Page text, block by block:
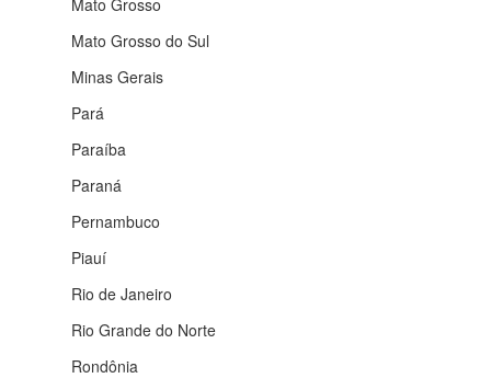
Mato Grosso
Mato Grosso do Sul
Minas Gerais
Pará
Paraíba
Paraná
Pernambuco
Piauí
Rio de Janeiro
Rio Grande do Norte
Rondônia